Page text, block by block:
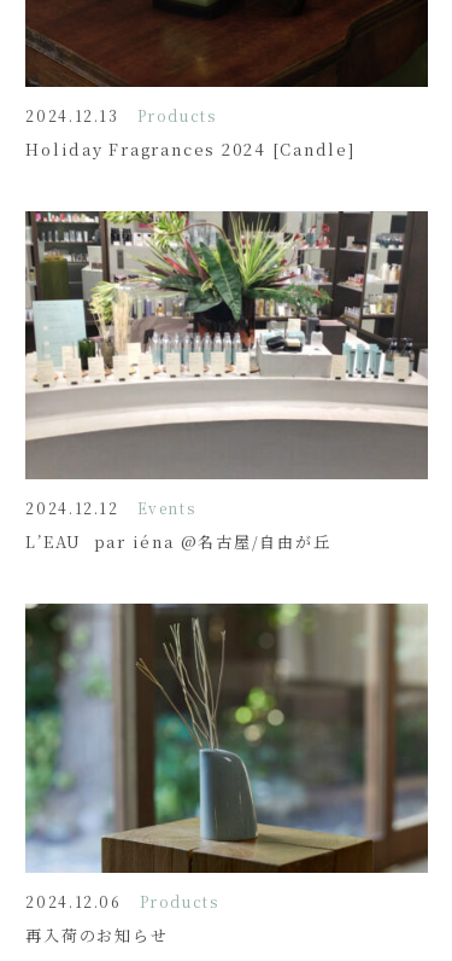
2024.12.13 Products
Holiday Fragrances 2024 [Candle]
2024.12.12 Events
L’EAU  par iéna @名古屋/自由が丘
2024.12.06 Products
再入荷のお知らせ